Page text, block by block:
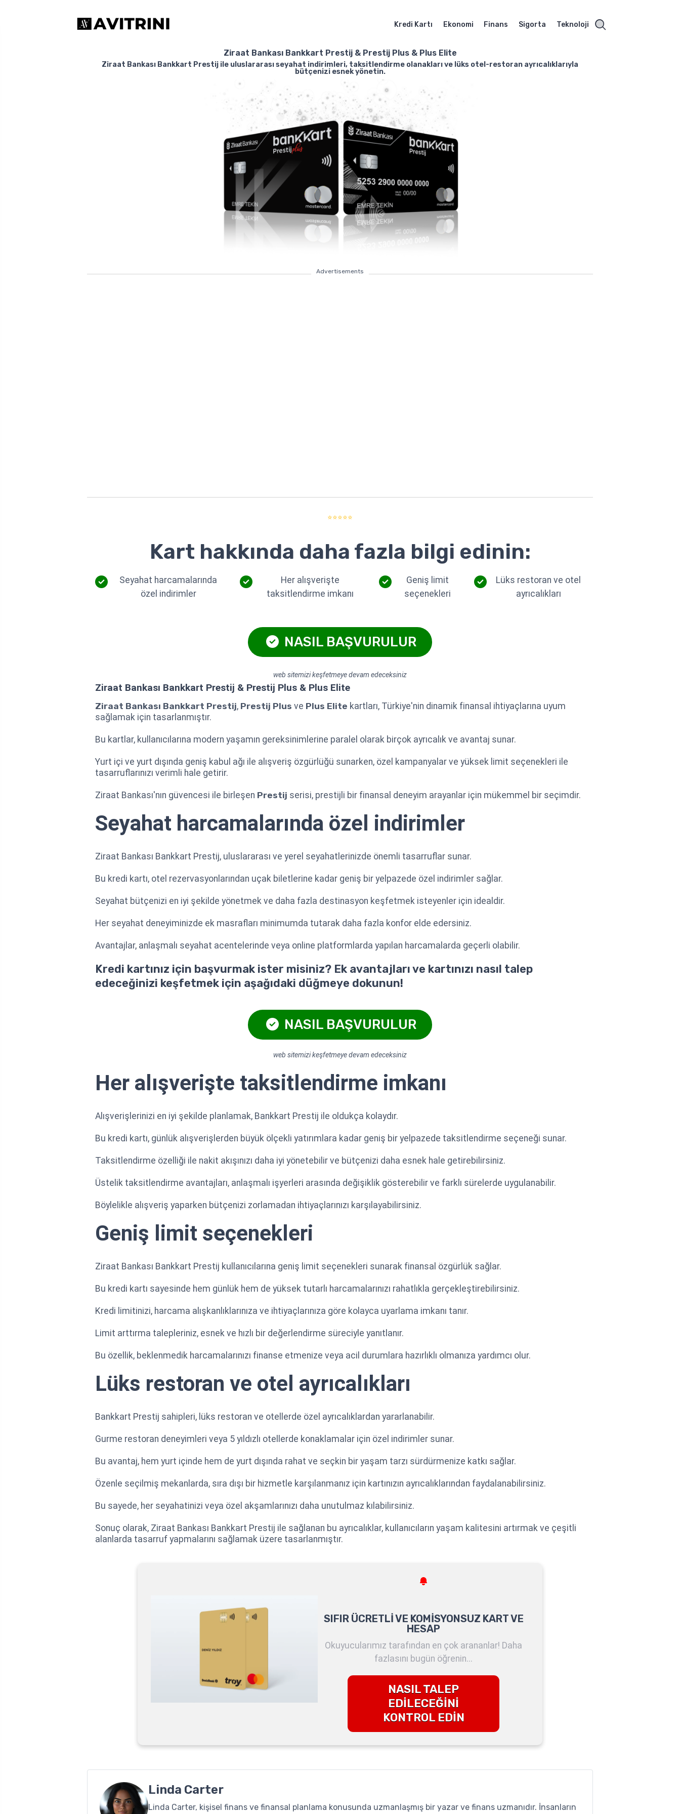
Kredi Kartı Ekonomi Finans Sigorta Teknoloji
Ziraat Bankası Bankkart Prestij & Prestij Plus & Plus Elite
Ziraat Bankası Bankkart Prestij ile uluslararası seyahat indirimleri, taksitlendirme olanakları ve lüks otel-restoran ayrıcalıklarıyla
bütçenizi esnek yönetin.
Advertisements
⭐⭐⭐⭐⭐
Kart hakkında daha fazla bilgi edinin:
Seyahat harcamalarında
özel indirimler
Her alışverişte
taksitlendirme imkanı
Geniş limit
seçenekleri
Lüks restoran ve otel
ayrıcalıkları
NASIL BAŞVURULUR
web sitemizi keşfetmeye devam edeceksiniz
Ziraat Bankası Bankkart Prestij & Prestij Plus & Plus Elite
Ziraat Bankası Bankkart Prestij, Prestij Plus ve Plus Elite kartları, Türkiye'nin dinamik finansal ihtiyaçlarına uyum
sağlamak için tasarlanmıştır.
Bu kartlar, kullanıcılarına modern yaşamın gereksinimlerine paralel olarak birçok ayrıcalık ve avantaj sunar.
Yurt içi ve yurt dışında geniş kabul ağı ile alışveriş özgürlüğü sunarken, özel kampanyalar ve yüksek limit seçenekleri ile
tasarruflarınızı verimli hale getirir.
Ziraat Bankası'nın güvencesi ile birleşen Prestij serisi, prestijli bir finansal deneyim arayanlar için mükemmel bir seçimdir.
Seyahat harcamalarında özel indirimler
Ziraat Bankası Bankkart Prestij, uluslararası ve yerel seyahatlerinizde önemli tasarruflar sunar.
Bu kredi kartı, otel rezervasyonlarından uçak biletlerine kadar geniş bir yelpazede özel indirimler sağlar.
Seyahat bütçenizi en iyi şekilde yönetmek ve daha fazla destinasyon keşfetmek isteyenler için idealdir.
Her seyahat deneyiminizde ek masrafları minimumda tutarak daha fazla konfor elde edersiniz.
Avantajlar, anlaşmalı seyahat acentelerinde veya online platformlarda yapılan harcamalarda geçerli olabilir.
Kredi kartınız için başvurmak ister misiniz? Ek avantajları ve kartınızı nasıl talep
edeceğinizi keşfetmek için aşağıdaki düğmeye dokunun!
NASIL BAŞVURULUR
web sitemizi keşfetmeye devam edeceksiniz
Her alışverişte taksitlendirme imkanı
Alışverişlerinizi en iyi şekilde planlamak, Bankkart Prestij ile oldukça kolaydır.
Bu kredi kartı, günlük alışverişlerden büyük ölçekli yatırımlara kadar geniş bir yelpazede taksitlendirme seçeneği sunar.
Taksitlendirme özelliği ile nakit akışınızı daha iyi yönetebilir ve bütçenizi daha esnek hale getirebilirsiniz.
Üstelik taksitlendirme avantajları, anlaşmalı işyerleri arasında değişiklik gösterebilir ve farklı sürelerde uygulanabilir.
Böylelikle alışveriş yaparken bütçenizi zorlamadan ihtiyaçlarınızı karşılayabilirsiniz.
Geniş limit seçenekleri
Ziraat Bankası Bankkart Prestij kullanıcılarına geniş limit seçenekleri sunarak finansal özgürlük sağlar.
Bu kredi kartı sayesinde hem günlük hem de yüksek tutarlı harcamalarınızı rahatlıkla gerçekleştirebilirsiniz.
Kredi limitinizi, harcama alışkanlıklarınıza ve ihtiyaçlarınıza göre kolayca uyarlama imkanı tanır.
Limit arttırma talepleriniz, esnek ve hızlı bir değerlendirme süreciyle yanıtlanır.
Bu özellik, beklenmedik harcamalarınızı finanse etmenize veya acil durumlara hazırlıklı olmanıza yardımcı olur.
Lüks restoran ve otel ayrıcalıkları
Bankkart Prestij sahipleri, lüks restoran ve otellerde özel ayrıcalıklardan yararlanabilir.
Gurme restoran deneyimleri veya 5 yıldızlı otellerde konaklamalar için özel indirimler sunar.
Bu avantaj, hem yurt içinde hem de yurt dışında rahat ve seçkin bir yaşam tarzı sürdürmenize katkı sağlar.
Özenle seçilmiş mekanlarda, sıra dışı bir hizmetle karşılanmanız için kartınızın ayrıcalıklarından faydalanabilirsiniz.
Bu sayede, her seyahatinizi veya özel akşamlarınızı daha unutulmaz kılabilirsiniz.
Sonuç olarak, Ziraat Bankası Bankkart Prestij ile sağlanan bu ayrıcalıklar, kullanıcıların yaşam kalitesini artırmak ve çeşitli
alanlarda tasarruf yapmalarını sağlamak üzere tasarlanmıştır.
SIFIR ÜCRETLİ VE KOMİSYONSUZ KART VE
HESAP
Okuyucularımız tarafından en çok arananlar! Daha
fazlasını bugün öğrenin...
NASIL TALEP
EDİLECEĞİNİ
KONTROL EDİN
Linda Carter
Linda Carter, kişisel finans ve finansal planlama konusunda uzmanlaşmış bir yazar ve finans uzmanıdır. İnsanların